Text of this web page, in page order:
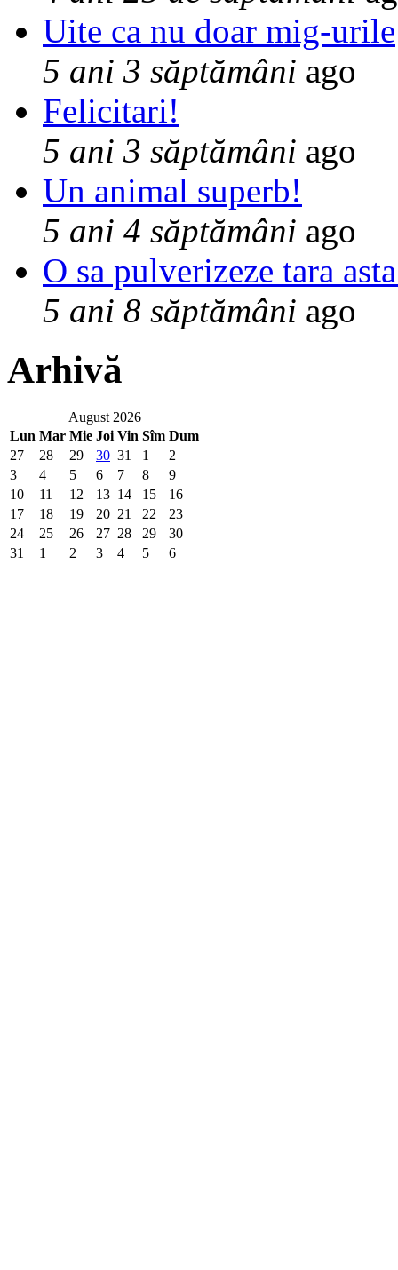
Uite ca nu doar mig-urile
5 ani 3 săptămâni ago
Felicitari!
5 ani 3 săptămâni ago
Un animal superb!
5 ani 4 săptămâni ago
O sa pulverizeze tara
5 ani 8 săptămâni ago
Arhivă
August 2026
Lun Mar Mie Joi Vin Sîm Dum
27
28 29 30 31 1
2
3
4 5 6 7 8
9
10
11 12 13 14 15
16
17
18 19 20 21 22
23
24
25 26 27 28 29
30
31
1 2 3 4 5 6